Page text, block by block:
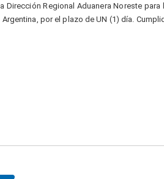
Dirección Regional Aduanera Noreste
por el plazo de UN (1) día.